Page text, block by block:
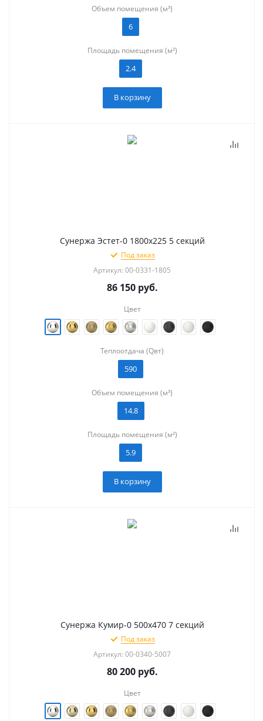
Объем помещения (м³)
6
Площадь помещения (м²)
2.4
В корзину
Сунержа Эстет-0 1800х225 5 секций
Под заказ
Артикул: 00-0331-1805
86 150руб.
Цвет
Теплоотдача (Qвт)
590
Объем помещения (м³)
14.8
Площадь помещения (м²)
5.9
В корзину
Сунержа Кумир-0 500х470 7 секций
Под заказ
Артикул: 00-0340-5007
80 200руб.
Цвет